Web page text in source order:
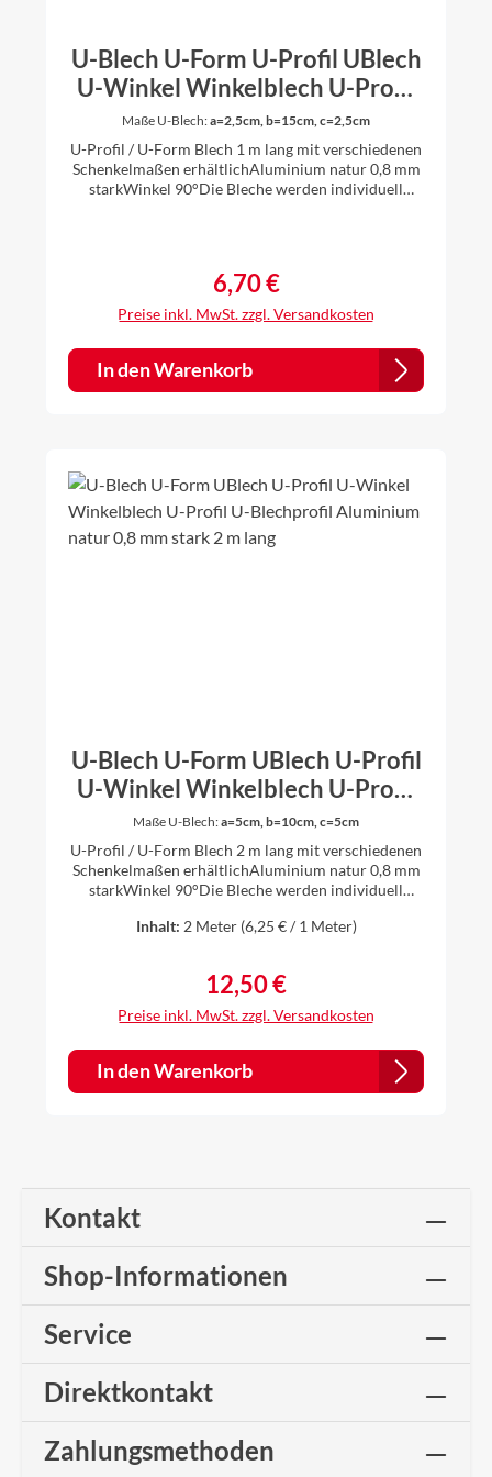
U-Blech U-Form U-Profil UBlech
U-Winkel Winkelblech U-Profil
U-Blechprofil Aluminium natur
0,8 mm stark 1 m lang
Maße U-Blech:a=2,5cm, b=15cm, c=2,5cm
U-Profil / U-Form Blech 1 m lang mit verschiedenen
Schenkelmaßen erhältlichAluminium natur 0,8 mm
starkWinkel 90°Die Bleche werden individuell
Regulärer Preis:
6,70 €
Preise inkl. MwSt. zzgl. Versandkosten
In den Warenkorb
U-Blech U-Form UBlech U-Profil
U-Winkel Winkelblech U-Profil
U-Blechprofil Aluminium natur
0,8 mm stark 2 m lang
Maße U-Blech:a=5cm, b=10cm, c=5cm
U-Profil / U-Form Blech 2 m lang mit verschiedenen
Schenkelmaßen erhältlichAluminium natur 0,8 mm
starkWinkel 90°Die Bleche werden individuell
andere Zuschnitte und Winkel nach Ihren
Inhalt: 2 Meter (6,25 € / 1 Meter)
Regulärer Preis:
12,50 €
Preise inkl. MwSt. zzgl. Versandkosten
In den Warenkorb
Kontakt
Shop-Informationen
Service
Direktkontakt
Zahlungsmethoden